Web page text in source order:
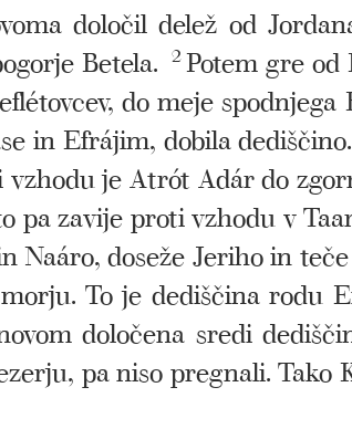
določil delež od
Betela. 2Potem gre
do meje
in Efrájim, dobila dediščino.
je Atrót Adár do
pa zavije proti vzhodu v
Naáro, doseže Jeriho in
To je dediščina rodu
določena sredi
pa niso pregnali.